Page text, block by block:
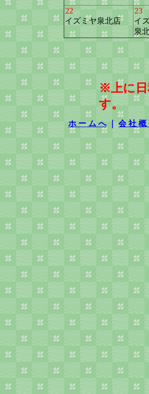
※上に日
す。
22
イズミヤ泉北店
23
イ
泉
ホ ー ム へ｜会 社 概